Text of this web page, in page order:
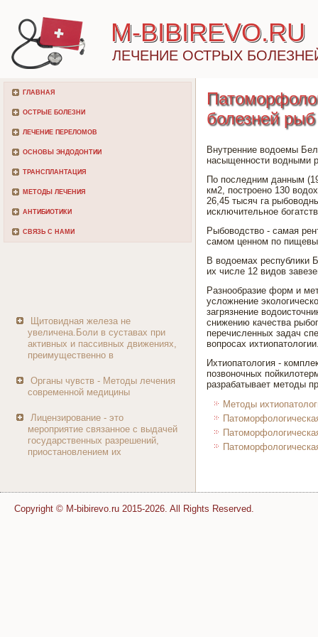
M-BIBIREVO.RU
ЛЕЧЕНИЕ ОСТРЫХ
ГЛАВНАЯ
ОСТРЫЕ БОЛЕЗНИ
ЛЕЧЕНИЕ ПЕРЕЛОМОВ
ОСНОВЫ ЭНДОДОНТИИ
ТРАНСПЛАНТАЦИЯ
МЕТОДЫ ЛЕЧЕНИЯ
АНТИБИОТИКИ
СВЯЗЬ С НАМИ
Щитовидная железа не
увеличена.Боли в суставах при
активных и пассивных движениях,
преимущественно в
Органы чувств - Методы лечения
современной медицины
Лицензирование - это
мероприятие связанное с выдачей
государственных разрешений,
приостановлением их
болезней рыб
Внутренние водоемы
насыщенности водными
По последним данным
км2, построено 130
26,45 тысяч га
исключительное
Рыбоводство - самая
самом ценном по
В водоемах республики
их числе 12 видов
Разнообразие форм и
усложнение
загрязнение
снижению качества
перечисленных задач
вопросах
Ихтиопатология -
позвоночных
разрабатывает методы
Методы
Copyright © M-bibirevo.ru 2015-2026. All Rights Reserved.